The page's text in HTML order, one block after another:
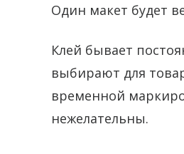
Один макет будет
Клей бывает
выбирают для
временной
нежелательны.